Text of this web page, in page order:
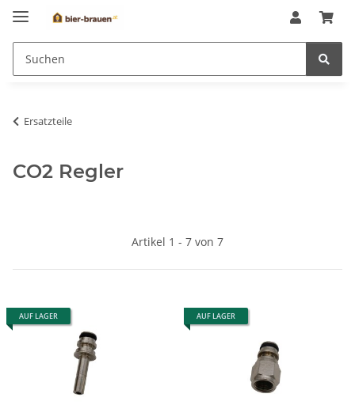
Ersatzteile
CO2 Regler
Artikel 1 - 7 von 7
AUF LAGER AUF LAGER